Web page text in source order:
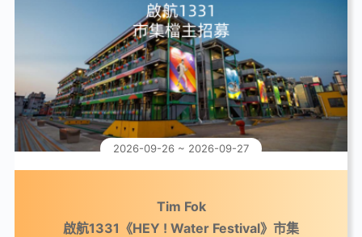
2026-09-26 ~ 2026-09-27
Tim Fok
啟航1331《HEY ! Water Festival》市集